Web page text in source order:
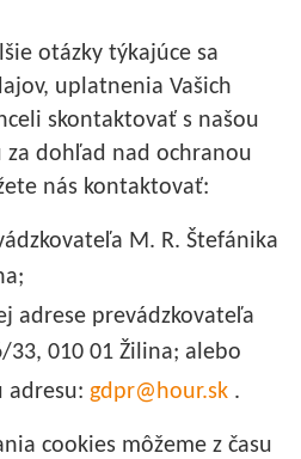
otázky týkajúce sa
uplatnenia Vašich
skontaktovať s našou
dohľad nad ochranou
nás kontaktovať:
M. R. Štefánika
adrese prevádzkovateľa
33, 010 01 Žilina; alebo
adresu: gdpr@hour.sk .
cookies môžeme z času